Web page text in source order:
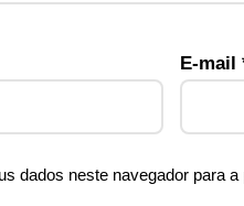
E-mail
dados neste navegador para